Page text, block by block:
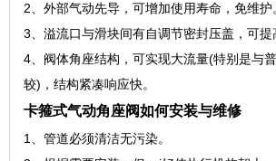
2、外部气动先导，可增加使用寿命，免维护
3、溢流口与滑块间有自调节密封压盖，可提
4、阀体角座结构，可实现大流量(特别是与
较)，结构紧凑响应快。
卡箍式气动角座阀如何安装与维修
1、管道必须清洁无污染。